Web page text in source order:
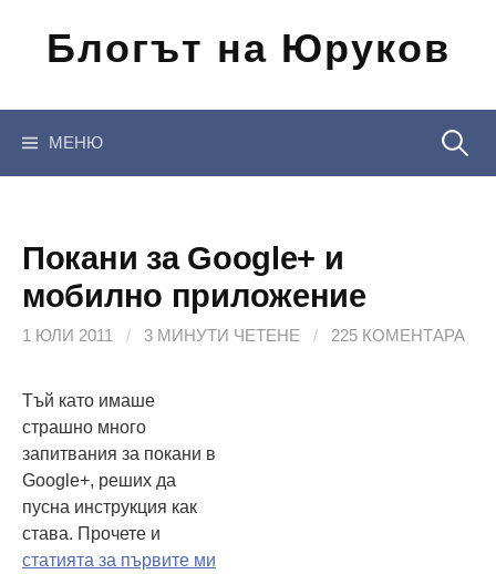
съдържанието
Блогът на Юруков
МЕНЮ
Покани за Google+ и
мобилно приложение
1 ЮЛИ 2011 / 3 МИНУТИ ЧЕТЕНЕ / 225 КОМЕНТАРА
Тъй като имаше
страшно много
запитвания за покани в
Google+, реших да
пусна инструкция как
става. Прочете и
статията за първите ми